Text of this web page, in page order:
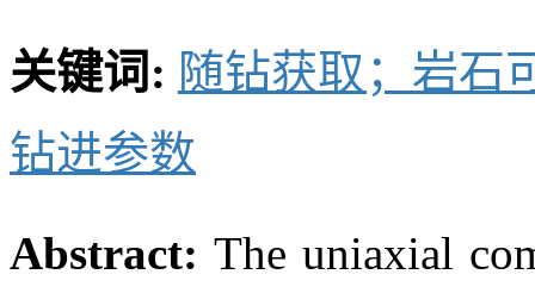
关键词: 随钻获取；岩石
钻进参数
Abstract: The uniaxial